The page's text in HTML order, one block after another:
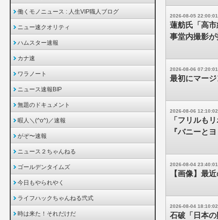
2026-08-05 22:00:01
蓮舫氏「高
事堂内撮影
2026-08-06 07:20:01
最初にマー
2026-08-06 12:10:02
「フリルも
『バニーと
2026-08-04 23:40:01
【画像】最
2026-08-04 18:10:02
石破「日本
働くモノニュース : 人生VIP職人ブログ
ニュー速クオリティ
ハムスター速報
カナ速
ワラノート
ニュース速報BIP
無題のドキュメント
暇人＼(^o^)／速報
がぞ〜速報
ニュース２ちゃんねる
ゴールデンタイムズ
今日もやられやく
ライフハックちゃんねる弐式
時は来た！それだけだ